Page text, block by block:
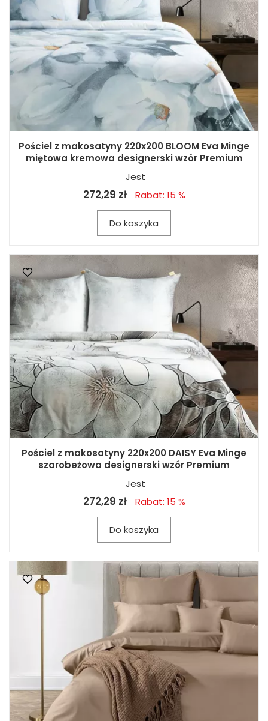
Pościel z makosatyny 220x200 BLOOM Eva Minge
miętowa kremowa designerski wzór Premium
Jest
272,29 zł Rabat: 15 %
Do koszyka
Pościel z makosatyny 220x200 DAISY Eva Minge
szarobeżowa designerski wzór Premium
Jest
272,29 zł Rabat: 15 %
Do koszyka